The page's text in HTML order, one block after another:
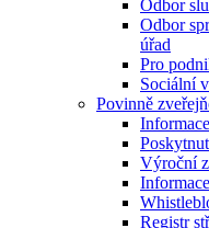
Odbor
Odbor
úřad
Pro
Sociální
Povinně
Výroční
Registr